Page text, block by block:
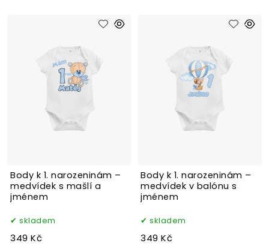
Body k 1. narozeninám –
medvídek s mašlí a
jménem
skladem
349 Kč
Body k 1. narozeninám –
medvídek v balónu s
jménem
skladem
349 Kč